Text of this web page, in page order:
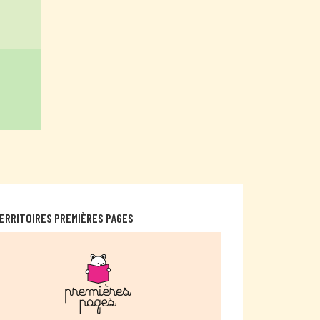
PREMIÈRES PAGES